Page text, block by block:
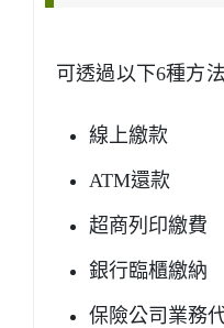
可透過以下6種方
線上繳款
ATM還款
超商列印繳費
銀行臨櫃繳納
保險公司業務